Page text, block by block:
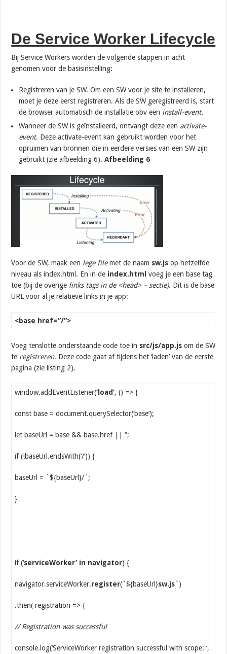
De Service Worker Lifecycle
Bij Service Workers worden de volgende stappen in acht
genomen voor de basisinstelling:
Registreren van je SW. Om een SW voor je site te installeren,
moet je deze eerst registreren. Als de SW geregistreerd is, start
de browser automatisch de installatie obv een install-event.
Wanneer de SW is geïnstalleerd, ontvangt deze een activate-
event. Deze activate-event kan gebruikt worden voor het
opruimen van bronnen die in eerdere versies van een SW zijn
gebruikt (zie afbeelding 6).Afbeelding 6
Voor de SW, maak een lege filemet de naam sw.js op hetzelfde
niveau als index.html. En in de index.htmlvoeg je een base tag
toe (bij de overige links tags in de <head> – sectie). Dit is de base
URL voor al je relatieve links in je app:
<base href=”/”>
Voeg tenslotte onderstaande code toe in src/js/app.jsom de SW
te registreren. Deze code gaat af tijdens het ‘laden’ van de eerste
pagina (zie listing 2).
window.addEventListener(‘load’, () => {
const base = document.querySelector(‘base’);
let baseUrl = base && base.href || ”;
if (!baseUrl.endsWith(‘/’)) {
baseUrl = `${baseUrl}/`;
}
if (‘serviceWorker’ in navigator) {
navigator.serviceWorker.register(`${baseUrl}sw.js`)
.then( registration => {
// Registration was successful
console.log(‘ServiceWorker registration successful with scope: ‘,